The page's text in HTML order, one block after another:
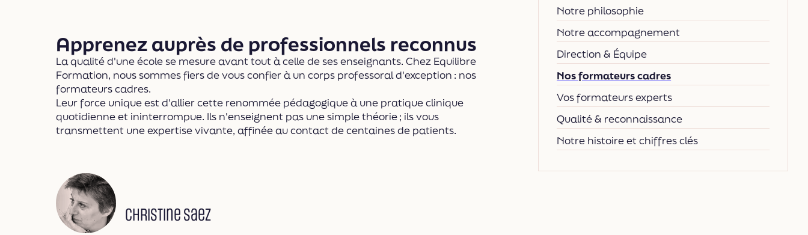
Apprenez auprès de professionnels reconnus
La qualité d'une école se mesure avant tout à celle de ses enseignants. Chez Equilibre
Formation, nous sommes fiers de vous confier à un corps professoral d'exception : nos
formateurs cadres.
Leur force unique est d'allier cette renommée pédagogique à une pratique clinique
quotidienne et ininterrompue. Ils n'enseignent pas une simple théorie ; ils vous
transmettent une expertise vivante, affinée au contact de centaines de patients.
Christine Saez
Notre philosophie
Notre accompagnement
Direction & Équipe
Nos formateurs cadres
Vos formateurs experts
Qualité & reconnaissance
Notre histoire et chiffres clés